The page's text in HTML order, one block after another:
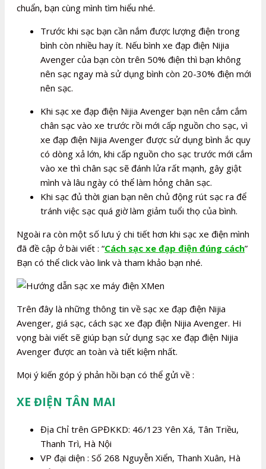
chuẩn, bạn cùng mình tìm hiểu nhé.
Trước khi sạc bạn cần nắm được lượng điện trong
bình còn nhiều hay ít. Nếu bình xe đạp điện Nijia
Avenger của bạn còn trên 50% điện thì bạn không
nên sạc ngay mà sử dụng bình còn 20-30% điện mới
nên sạc.
Khi sạc xe đạp điện Nijia Avenger bạn nên cắm cắm
chân sạc vào xe trước rồi mới cấp nguồn cho sạc, vì
xe đạp điện Nijia Avenger được sử dụng bình ắc quy
có dòng xả lớn, khi cấp nguồn cho sạc trước mới cắm
vào xe thì chân sạc sẽ đánh lửa rất mạnh, gây giật
mình và lâu ngày có thể làm hỏng chân sạc.
Khi sạc đủ thời gian bạn nên chủ động rút sạc ra để
tránh việc sạc quá giờ làm giảm tuổi thọ của bình.
Ngoài ra còn một số lưu ý chi tiết hơn khi sạc xe điện mình
đã đề cập ở bài viết : “Cách sạc xe đạp điện đúng cách”
Bạn có thể click vào link và tham khảo bạn nhé.
Trên đây là những thông tin về sạc xe đạp điện Nijia
Avenger, giá sạc, cách sạc xe đạp điện Nijia Avenger. Hi
vọng bài viết sẽ giúp bạn sử dụng sạc xe đạp điện Nijia
Avenger được an toàn và tiết kiệm nhất.
Mọi ý kiến góp ý phản hồi bạn có thể gửi về :
XE ĐIỆN TÂN MAI
Địa Chỉ trên GPĐKKD: 46/123 Yên Xá, Tân Triều,
Thanh Trì, Hà Nội
VP đại diện : Số 268 Nguyễn Xiển, Thanh Xuân, Hà